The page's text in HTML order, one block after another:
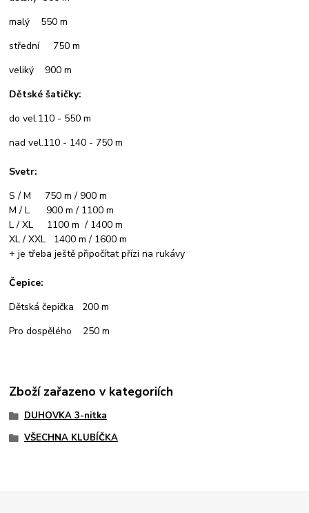
malý 550 m
střední 750 m
veliký 900 m
Dětské šatičky:
do vel.110 - 550 m
nad vel.110 - 140 - 750 m
Svetr:
S / M 750 m / 900 m
M / L 900 m / 1100 m
L / XL 1100 m / 1400 m
XL / XXL 1400 m / 1600 m
+ je třeba ještě připočítat přízi na rukávy
Čepice:
Dětská čepička 200 m
Pro dospělého 250 m
Zboží zařazeno v kategoriích
DUHOVKA 3-nitka
VŠECHNA KLUBÍČKA